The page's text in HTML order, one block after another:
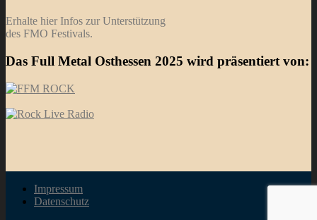
Erhalte hier Infos zur Unterstützung
des FMO Festivals.
Das Full Metal Osthessen 2025 wird präsentiert von:
Impressum
Datenschutz